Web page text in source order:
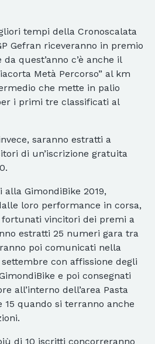
tempi della Cronoscalata
Gefran riceveranno in premio
quest’anno c’è anche il
Metà Percorso” al km
che mette in palio
i primi tre classificati al
saranno estratti a
di un’iscrizione gratuita
GimondiBike 2019,
loro performance in corsa,
vincitori dei premi a
estratti 25 numeri gara tra
poi comunicati nella
con affissione degli
e poi consegnati
all’interno dell’area Pasta
15 quando si terranno anche
di 10 iscritti concorreranno